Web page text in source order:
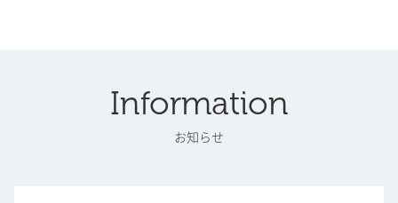
Information
お知らせ